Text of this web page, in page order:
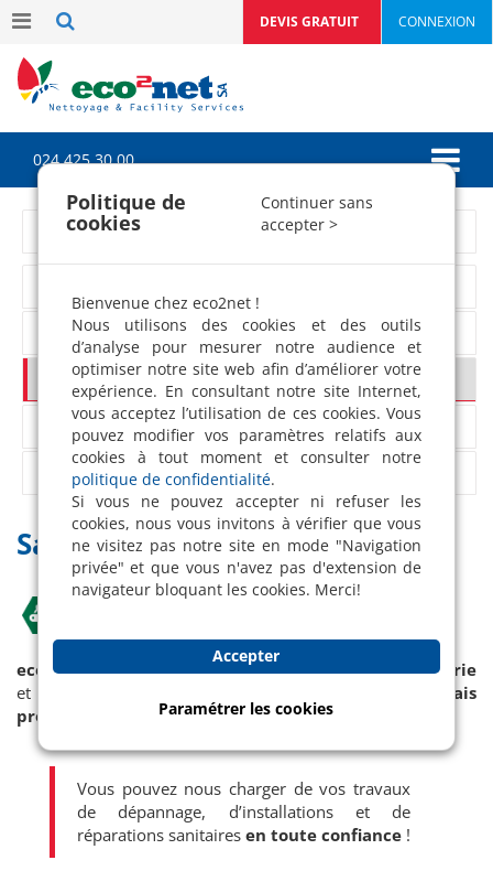
CONNEXION
DEVIS GRATUIT
024 425 30 00
Menu travaux
Maçonnerie
Sanitaire
Montage de meubles
Sanitaire
Allô ! C’est le plombier
eco2net SAvous propose de petits travaux deplomberie
et de
vrais
professionnels
Vous pouvez nous charger de vos travaux
de dépannage, d’installations et de
réparations sanitaires en toute confiance !
Politique de
cookies
Continuer sans
accepter >
Bienvenue chez eco2net !
Nous utilisons des cookies et des outils
d’analyse pour mesurer notre audience et
optimiser notre site web afin d’améliorer votre
expérience. En consultant notre site Internet,
vous acceptez l’utilisation de ces cookies. Vous
pouvez modifier vos paramètres relatifs aux
cookies à tout moment et consulter notre
politique de confidentialité.
Si vous ne pouvez accepter ni refuser les
cookies, nous vous invitons à vérifier que vous
ne visitez pas notre site en mode "Navigation
privée" et que vous n'avez pas d'extension de
navigateur bloquant les cookies. Merci!
Accepter
Paramétrer les cookies